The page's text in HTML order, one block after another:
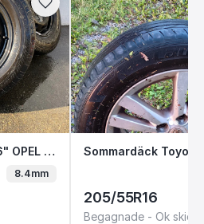
16" OPEL VIVARO
BEG. SOMMARHJUL 16" OPEL VIVARO 5x114.3 6x16 ET50 66.1 + 205 65 R16C
8.4mm
Sommardäck
205/55R16
Begagnade - Ok skick